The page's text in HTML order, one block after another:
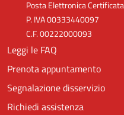
Posta Elettronica
P. IVA 00333440097
C.F. 00222000093
Leggi le FAQ
Prenota appuntamento
Segnalazione disservizio
Richiedi assistenza